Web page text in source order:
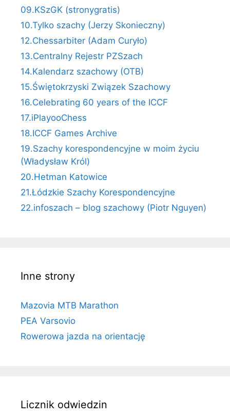
09.KSzGK (stronygratis)
10.Tylko szachy (Jerzy Skonieczny)
12.Chessarbiter (Adam Curyło)
13.Centralny Rejestr PZSzach
14.Kalendarz szachowy (OTB)
15.Świętokrzyski Związek Szachowy
16.Celebrating 60 years of the ICCF
17.iPlayooChess
18.ICCF Games Archive
19.Szachy korespondencyjne w moim życiu
(Władysław Król)
20.Hetman Katowice
21.Łódzkie Szachy Korespondencyjne
22.infoszach – blog szachowy (Piotr Nguyen)
Inne strony
Mazovia MTB Marathon
PEA Varsovio
Rowerowa jazda na orientację
Licznik odwiedzin